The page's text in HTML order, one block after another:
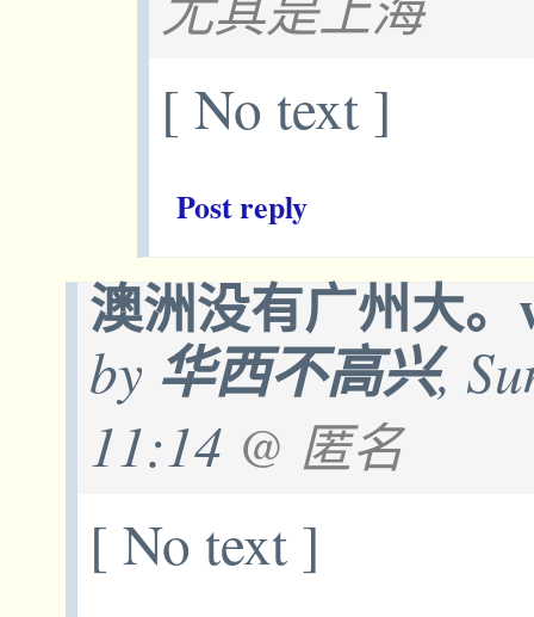
[ No text ]
Post reply
澳洲没有广州大。
by 华西不高兴,
11:14 @ 匿名
[ No text ]